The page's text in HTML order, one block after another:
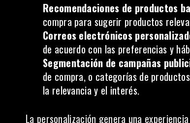
Recomendaciones de productos
compra para sugerir productos
Correos electrónicos
de acuerdo con las preferencias y
Segmentación de campañas
de compra, o categorías de
la relevancia y el interés.
La personalización genera una